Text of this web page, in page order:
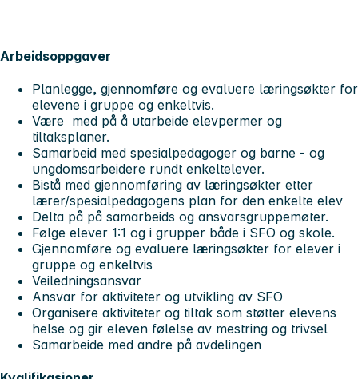
Arbeidsoppgaver
Planlegge, gjennomføre og evaluere læringsøkter for
elevene i gruppe og enkeltvis.
Være med på å utarbeide elevpermer og
tiltaksplaner.
Samarbeid med spesialpedagoger og barne - og
ungdomsarbeidere rundt enkeltelever.
Bistå med gjennomføring av læringsøkter etter
lærer/spesialpedagogens plan for den enkelte elev
Delta på på samarbeids og ansvarsgruppemøter.
Følge elever 1:1 og i grupper både i SFO og skole.
Gjennomføre og evaluere læringsøkter for elever i
gruppe og enkeltvis
Veiledningsansvar
Ansvar for aktiviteter og utvikling av SFO
Organisere aktiviteter og tiltak som støtter elevens
helse og gir eleven følelse av mestring og trivsel
Samarbeide med andre på avdelingen